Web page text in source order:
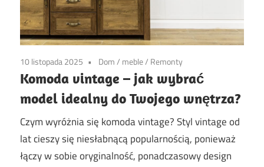
10 listopada 2025 Dom/ meble/ Remonty
Komoda vintage – jak wybrać
model idealny do Twojego wnętrza?
Czym wyróżnia się komoda vintage? Styl vintage od
lat cieszy się niesłabnącą popularnością, ponieważ
łączy w sobie oryginalność, ponadczasowy design